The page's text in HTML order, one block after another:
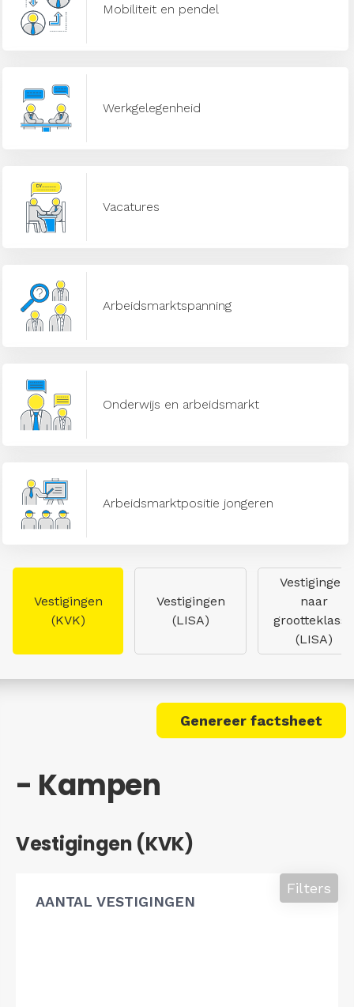
Mobiliteit en pendel
Werkgelegenheid
Vacatures
Arbeidsmarktspanning
Onderwijs en arbeidsmarkt
Arbeidsmarktpositie jongeren
Vestigingen
(KVK)
Vestigingen
(LISA)
Vestigingen
naar
grootteklasse
(LISA)
Genereer factsheet
- Kampen
Vestigingen (KVK)
AANTAL VESTIGINGEN
Filters